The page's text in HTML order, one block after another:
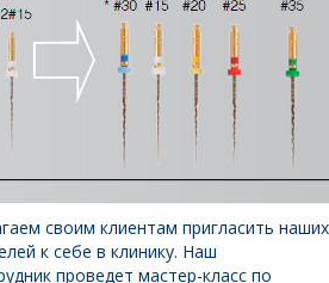
своим клиентам пригласить наших
к себе в клинику. Наш
проведет мастер-класс по